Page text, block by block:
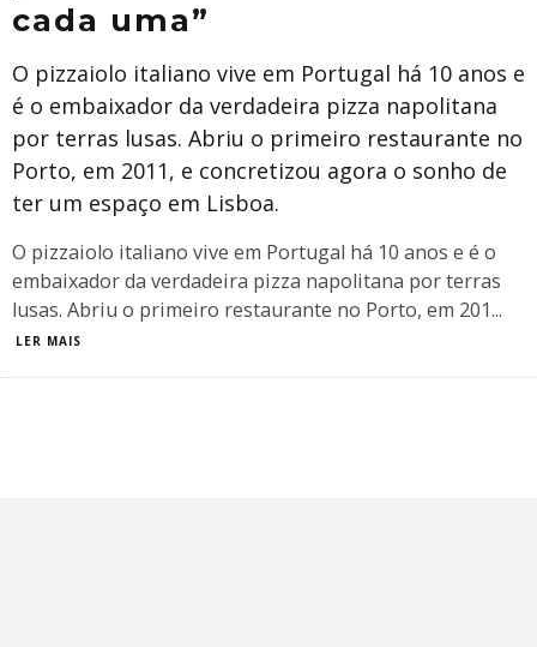
cada uma”
O pizzaiolo italiano vive em Portugal há 10 anos e
é o embaixador da verdadeira pizza napolitana
por terras lusas. Abriu o primeiro restaurante no
Porto, em 2011, e concretizou agora o sonho de
ter um espaço em Lisboa.
O pizzaiolo italiano vive em Portugal há 10 anos e é o
embaixador da verdadeira pizza napolitana por terras
lusas. Abriu o primeiro restaurante no Porto, em 201...
LER MAIS